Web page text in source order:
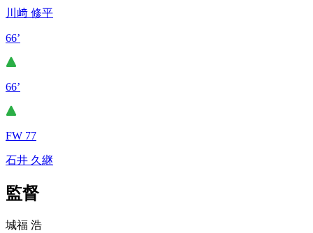
川﨑 修平
66’
66’
FW 77
石井 久継
監督
城福 浩